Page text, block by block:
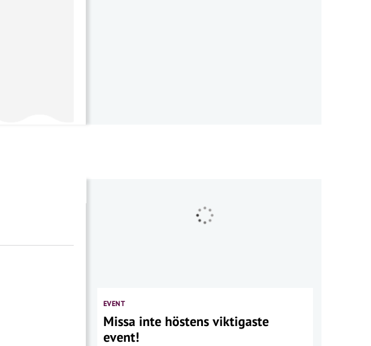
EVENT
Missa inte höstens viktigaste
event!